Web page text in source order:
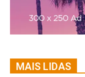
MAIS LIDAS